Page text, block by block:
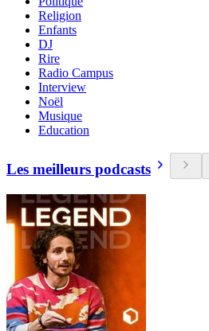
Religion
Enfants
DJ
Rire
Radio Campus
Interview
Noël
Musique
Education
Les meilleurs podcasts